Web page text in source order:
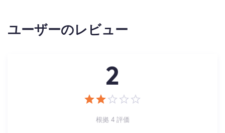
ユーザーのレビュー
2
根拠 4 評価